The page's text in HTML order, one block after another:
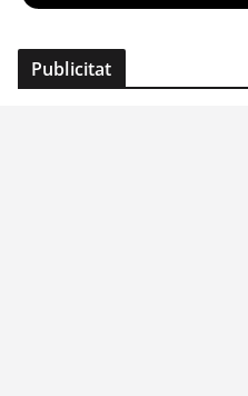
Publicitat